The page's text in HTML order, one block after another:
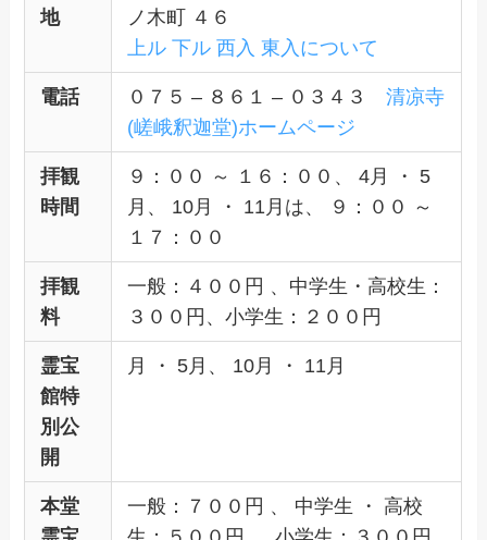
地
ノ木町 ４６
上ル 下ル 西入 東入について
電話 ０７５ – ８６１ – ０３４３ 清凉寺
(嵯峨釈迦堂)ホームページ
拝観
時間
９：００ ～ １６：００、 4月 ・ 5
月、 10月 ・ 11月は、 ９：００ ～
１７：００
拝観
料
一般：４００円 、中学生・高校生：
３００円、小学生：２００円
霊宝
館特
別公
開
月 ・ 5月、 10月 ・ 11月
本堂
一般：７００円 、 中学生 ・ 高校